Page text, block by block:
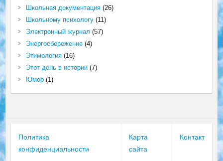
Школьная документация(26)
Школьному психологу(11)
Электронный журнал (57)
Энергосбережение(4)
Этимология(16)
Этот день в истории(7)
Юмор(1)
Политика
конфиденциальности
Карта
сайта
Контакт